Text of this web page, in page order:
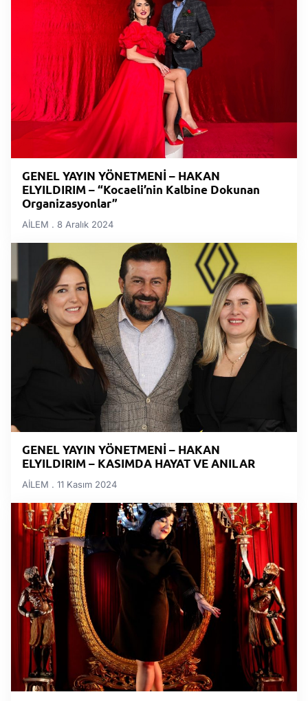
GENEL YAYIN YÖNETMENİ – HAKAN
ELYILDIRIM – “Kocaeli’nin Kalbine Dokunan
Organizasyonlar”
AİLEM 8 Aralık 2024
GENEL YAYIN YÖNETMENİ – HAKAN
ELYILDIRIM – KASIMDA HAYAT VE ANILAR
AİLEM 11 Kasım 2024